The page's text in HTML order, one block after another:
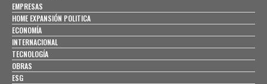
EMPRESAS
HOME EXPANSIÓN POLITICA
ECONOMÍA
INTERNACIONAL
TECNOLOGÍA
OBRAS
ESG